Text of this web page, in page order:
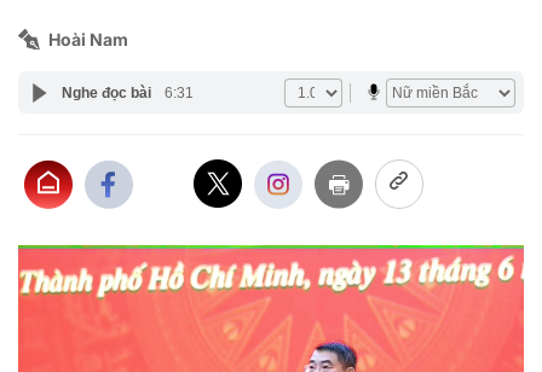
Hoài Nam
Nghe đọc bài 6:31